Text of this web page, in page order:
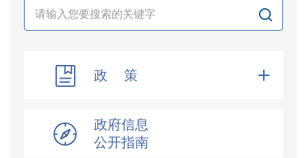
政 策
政府信息
公开指南